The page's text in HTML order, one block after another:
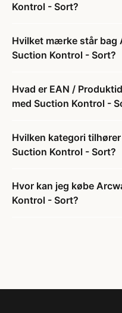
Kontrol - Sort?
Hvilket mærke står bag
Suction Kontrol - Sort?
Hvad er EAN /
med Suction Kontrol -
Hvilken kategori
Suction Kontrol - Sort?
Hvor kan jeg købe
Kontrol - Sort?